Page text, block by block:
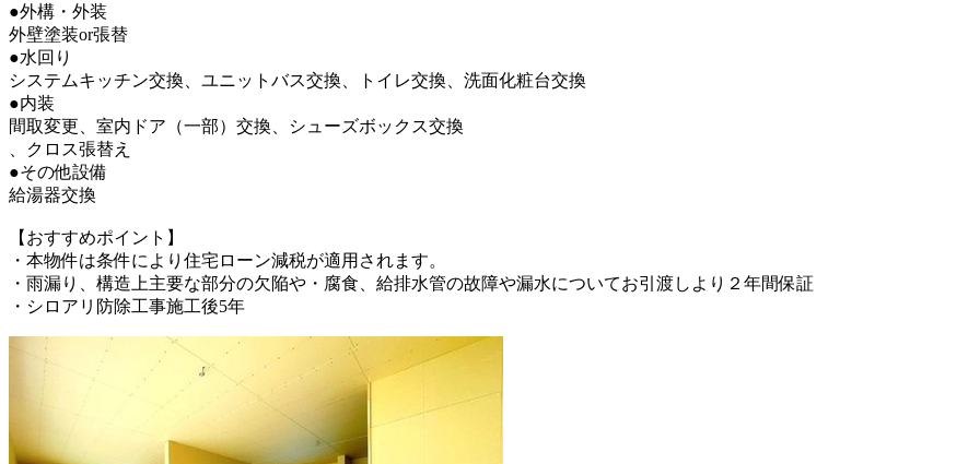
●外構・外装
外壁塗装or張替
●水回り
システムキッチン交換、ユニットバス交換、トイレ交換、洗面化粧台交換
●内装
間取変更、室内ドア（一部）交換、シューズボックス交換
、クロス張替え
●その他設備
給湯器交換
【おすすめポイント】
・本物件は条件により住宅ローン減税が適用されます。
・雨漏り、構造上主要な部分の欠陥や・腐食、給排水管の故障や漏水についてお引渡しより２年間保証
・シロアリ防除工事施工後5年